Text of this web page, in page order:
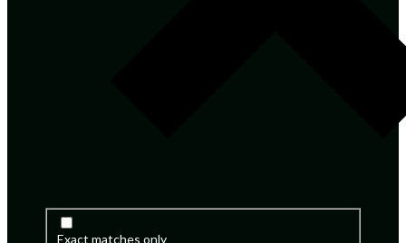
Exact matches only